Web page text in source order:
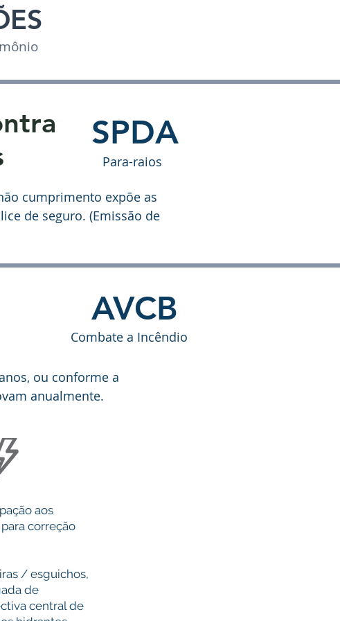
SPDA
Para-raios
cumprimento expõe as
de seguro. (Emissão de
AVCB
Combate a Incêndio
ou conforme a
anualmente.
aos
correção
/ esguichos,
de
central de